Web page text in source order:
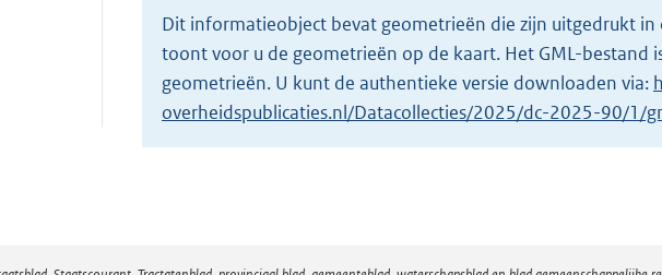
Dit informatieobject bevat geometrieën die zijn uitgedrukt in
toont voor u de geometrieën op de kaart. Het GML-bestand
geometrieën. U kunt de authentieke versie downloaden via:
overheidspublicaties.nl/Datacollecties/2025/dc-2025-90/1/